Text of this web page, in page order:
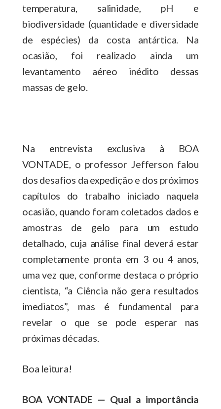
temperatura, salinidade, pH e
biodiversidade (quantidade e diversidade
de espécies) da costa antártica. Na
ocasião, foi realizado ainda um
levantamento aéreo inédito dessas
massas de gelo.
Na entrevista exclusiva à BOA
VONTADE, o professor Jefferson falou
dos desafios da expedição e dos próximos
capítulos do trabalho iniciado naquela
ocasião, quando foram coletados dados e
amostras de gelo para um estudo
detalhado, cuja análise final deverá estar
completamente pronta em 3 ou 4 anos,
uma vez que, conforme destaca o próprio
cientista, “a Ciência não gera resultados
imediatos”, mas é fundamental para
revelar o que se pode esperar nas
próximas décadas.
Boa leitura!
BOA VONTADE — Qual a importância